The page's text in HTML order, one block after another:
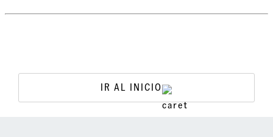
IR AL INICIO